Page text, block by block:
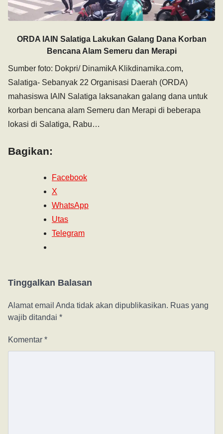
ORDA IAIN Salatiga Lakukan Galang Dana Korban
Bencana Alam Semeru dan Merapi
Sumber foto: Dokpri/ DinamikA Klikdinamika.com,
Salatiga- Sebanyak 22 Organisasi Daerah (ORDA)
mahasiswa IAIN Salatiga laksanakan galang dana untuk
korban bencana alam Semeru dan Merapi di beberapa
lokasi di Salatiga, Rabu…
Bagikan:
Facebook
X
WhatsApp
Utas
Telegram
Tinggalkan Balasan
Alamat email Anda tidak akan dipublikasikan. Ruas yang
wajib ditandai *
Komentar *